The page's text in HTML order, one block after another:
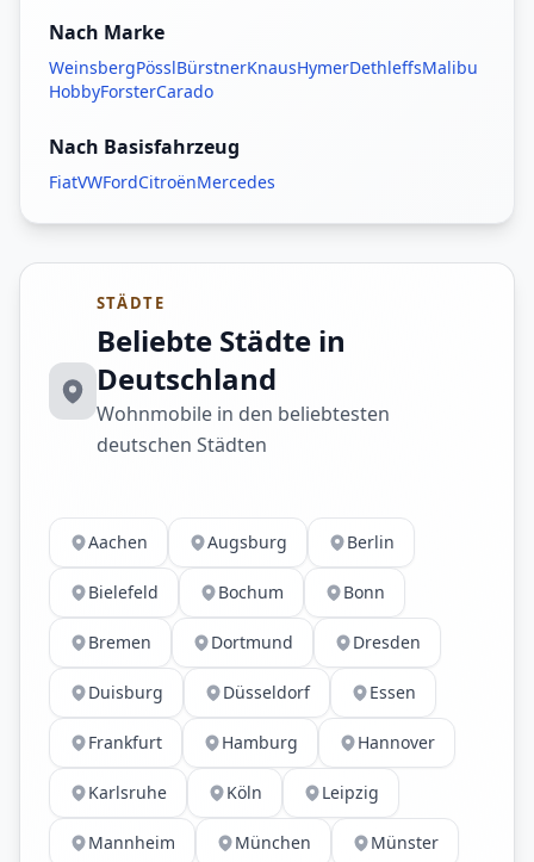
Nach Marke
WeinsbergPösslBürstnerKnausHymerDethleffsMalibu
HobbyForsterCarado
Nach Basisfahrzeug
FiatVWFordCitroënMercedes
STÄDTE
Beliebte Städte in
Deutschland
Wohnmobile in den beliebtesten
deutschen Städten
Aachen Augsburg Berlin
Bielefeld Bochum Bonn
Bremen Dortmund Dresden
Duisburg Düsseldorf Essen
Frankfurt Hamburg Hannover
Karlsruhe Köln Leipzig
Mannheim München Münster